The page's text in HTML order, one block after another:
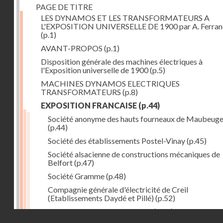
PAGE DE TITRE
LES DYNAMOS ET LES TRANSFORMATEURS A
L'EXPOSITION UNIVERSELLE DE 1900 par A.
(p.1)
AVANT-PROPOS (p.1)
Disposition générale des machines électriques à
l'Exposition universelle de 1900(p.5)
MACHINES DYNAMOS ELECTRIQUES
TRANSFORMATEURS (p.8)
EXPOSITION FRANCAISE (p.44)
Société anonyme des hauts fourneaux de Maubeuge
(p.44)
Société des établissements Postel-Vinay(p.45)
Société alsacienne de constructions mécaniques de
Belfort(p.47)
Société Gramme(p.48)
Compagnie générale d'électricité de Creil
(Etablissements Daydé et Pillé) (p.52)
Compagnie générale de Nancy(p.52)